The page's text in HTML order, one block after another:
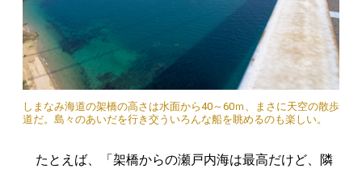
しまなみ海道の架橋の高さは水面から40～60ｍ、まさに天空の散歩
道だ。島々のあいだを行き交ういろんな船を眺めるのも楽しい。
たとえば、「架橋からの瀬戸内海は最高だけど、隣